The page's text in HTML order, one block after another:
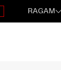
RAGAM